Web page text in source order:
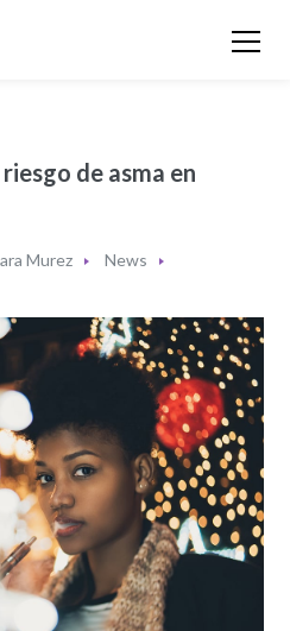
de asma en
Murez
News